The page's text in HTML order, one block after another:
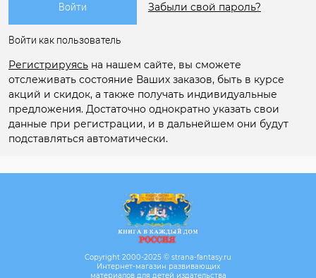
Забыли свой пароль?
Войти как пользователь
Регистрируясь на нашем сайте, вы сможете
отслеживать состояние Ваших заказов, быть в курсе
акций и скидок, а также получать индивидуальные
предложения. Достаточно однократно указать свои
данные при регистрации, и в дальнейшем они будут
подставляться автоматически.
Copyright 2000-2025 © strana-fantasy.ru
Интернет-магазин развивающих
материалов для детей издательства